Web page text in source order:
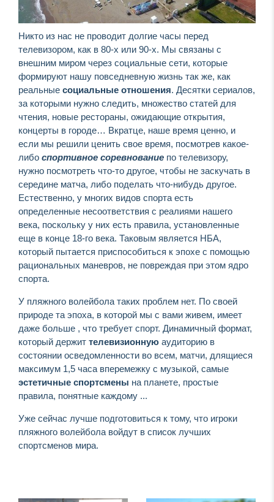
Никто из нас не проводит долгие часы перед
телевизором, как в 80-х или 90-х. Мы связаны с
внешним миром через социальные сети, которые
формируют нашу повседневную жизнь так же, как
реальные социальные отношения. Десятки сериалов,
за которыми нужно следить, множество статей для
чтения, новые рестораны, ожидающие открытия,
концерты в городе… Вкратце, наше время ценно, и
если мы решили ценить свое время, посмотрев какое-
либо спортивное соревнование по телевизору,
нужно посмотреть что-то другое, чтобы не заскучать в
середине матча, либо поделать что-нибудь другое.
Естественно, у многих видов спорта есть
определенные несоответствия с реалиями нашего
века, поскольку у них есть правила, установленные
еще в конце 18-го века. Таковым является НБА,
который пытается приспособиться к эпохе с помощью
рациональных маневров, не повреждая при этом ядро
спорта.
У пляжного волейбола таких проблем нет. По своей
природе та эпоха, в которой мы с вами живем, имеет
даже больше , что требует спорт. Динамичный формат,
который держит телевизионную аудиторию в
состоянии осведомленности во всем, матчи, длящиеся
максимум 1,5 часа вперемежку с музыкой, самые
эстетичные спортсмены на планете, простые
правила, понятные каждому ...
Уже сейчас лучше подготовиться к тому, что игроки
пляжного волейбола войдут в список лучших
спортсменов мира.